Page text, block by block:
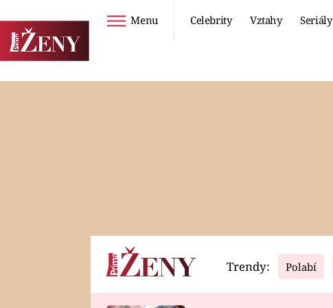
Menu Celebrity Vztahy Seriály
Horoskopy Video
Trendy: Polabí